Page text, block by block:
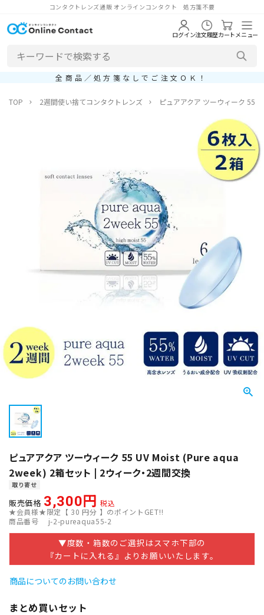
コンタクトレンズ通販 オンラインコンタクト 処方箋不要
ログイン注文履歴カートメニュー
全商品／処方箋なしでご注文ＯＫ！
TOP 2週間使い捨てコンタクトレンズ ピュアアクア ツーウィーク 55
ピュアアクア ツーウィーク 55 UV Moist (Pure aqua
2week) 2箱セット | 2ウィーク・2週間交換
取り寄せ
販売価格 3,300
税込
★会員様★限定【 30 円分 】のポイントGET!!
商品番号
j-2-pureaqua55-2
▼度数・箱数のご選択はスマホ下部の
『カートに入れる』よりお願いいたします。
商品についてのお問い合わせ
まとめ買いセット